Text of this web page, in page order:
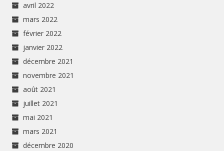
avril 2022
mars 2022
février 2022
janvier 2022
décembre 2021
novembre 2021
août 2021
juillet 2021
mai 2021
mars 2021
décembre 2020